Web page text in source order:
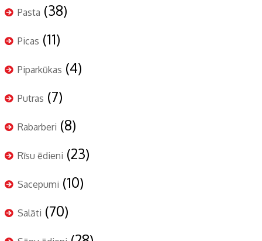
Pasta (38)
Picas (11)
Piparkūkas (4)
Putras (7)
Rabarberi (8)
Rīsu ēdieni (23)
Sacepumi (10)
Salāti (70)